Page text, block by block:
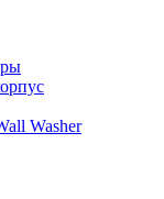
Washer